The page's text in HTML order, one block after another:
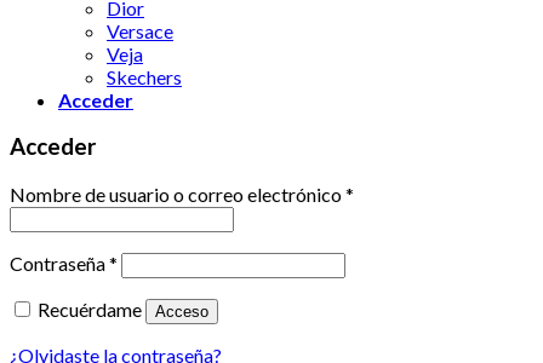
Dior
Versace
Veja
Skechers
Acceder
Acceder
Nombre de usuario o correo electrónico*
Contraseña*
Recuérdame
Acceso
¿Olvidaste la contraseña?